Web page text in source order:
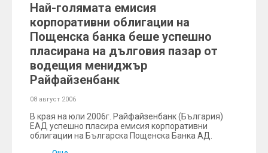
Най-голямата емисия
корпоративни облигации на
Пощенска банка беше успешно
пласирана на дълговия пазар от
водещия мениджър
Райфайзенбанк
08 август 2006
В края на юли 2006г. Райфайзенбанк (България)
ЕАД успешно пласира емисия корпоративни
облигации на Българска Пощенска Банка АД.